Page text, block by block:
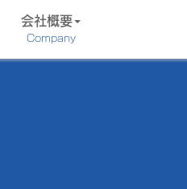
会社概要
Company